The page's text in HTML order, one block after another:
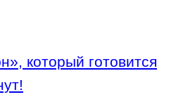
который готовится